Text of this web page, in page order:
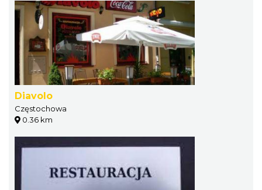
Diavolo
Częstochowa
0.36 km